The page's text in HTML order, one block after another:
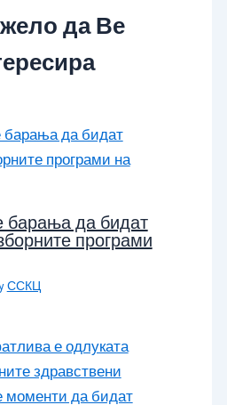
да Ве
да бидат
програми
ССКЦ